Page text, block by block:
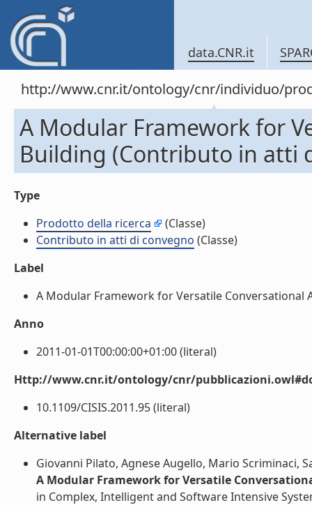
data.CNR.it
http://www.cnr.it/ontology/cnr/individuo/
A Modular Framework for
Building (Contributo in atti
Type
Prodotto della ricerca
(Classe)
Contributo in atti di convegno (Classe)
Label
A Modular Framework for Versatile
Anno
2011-01-01T00:00:00+01:00 (literal)
Http://www.cnr.it/ontology/cnr/
10.1109/CISIS.2011.95 (literal)
Alternative label
Giovanni Pilato, Agnese Augello, Mario Scriminaci,
A Modular Framework for Versatile
in Complex, Intelligent and Software Intensive